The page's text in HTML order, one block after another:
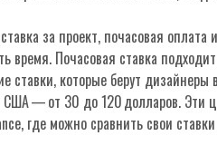
за проект, почасовая
время. Почасовая ставка
ставки, которые берут дизайнеры
США — от 30 до 120 долларов.
где можно сравнить свои